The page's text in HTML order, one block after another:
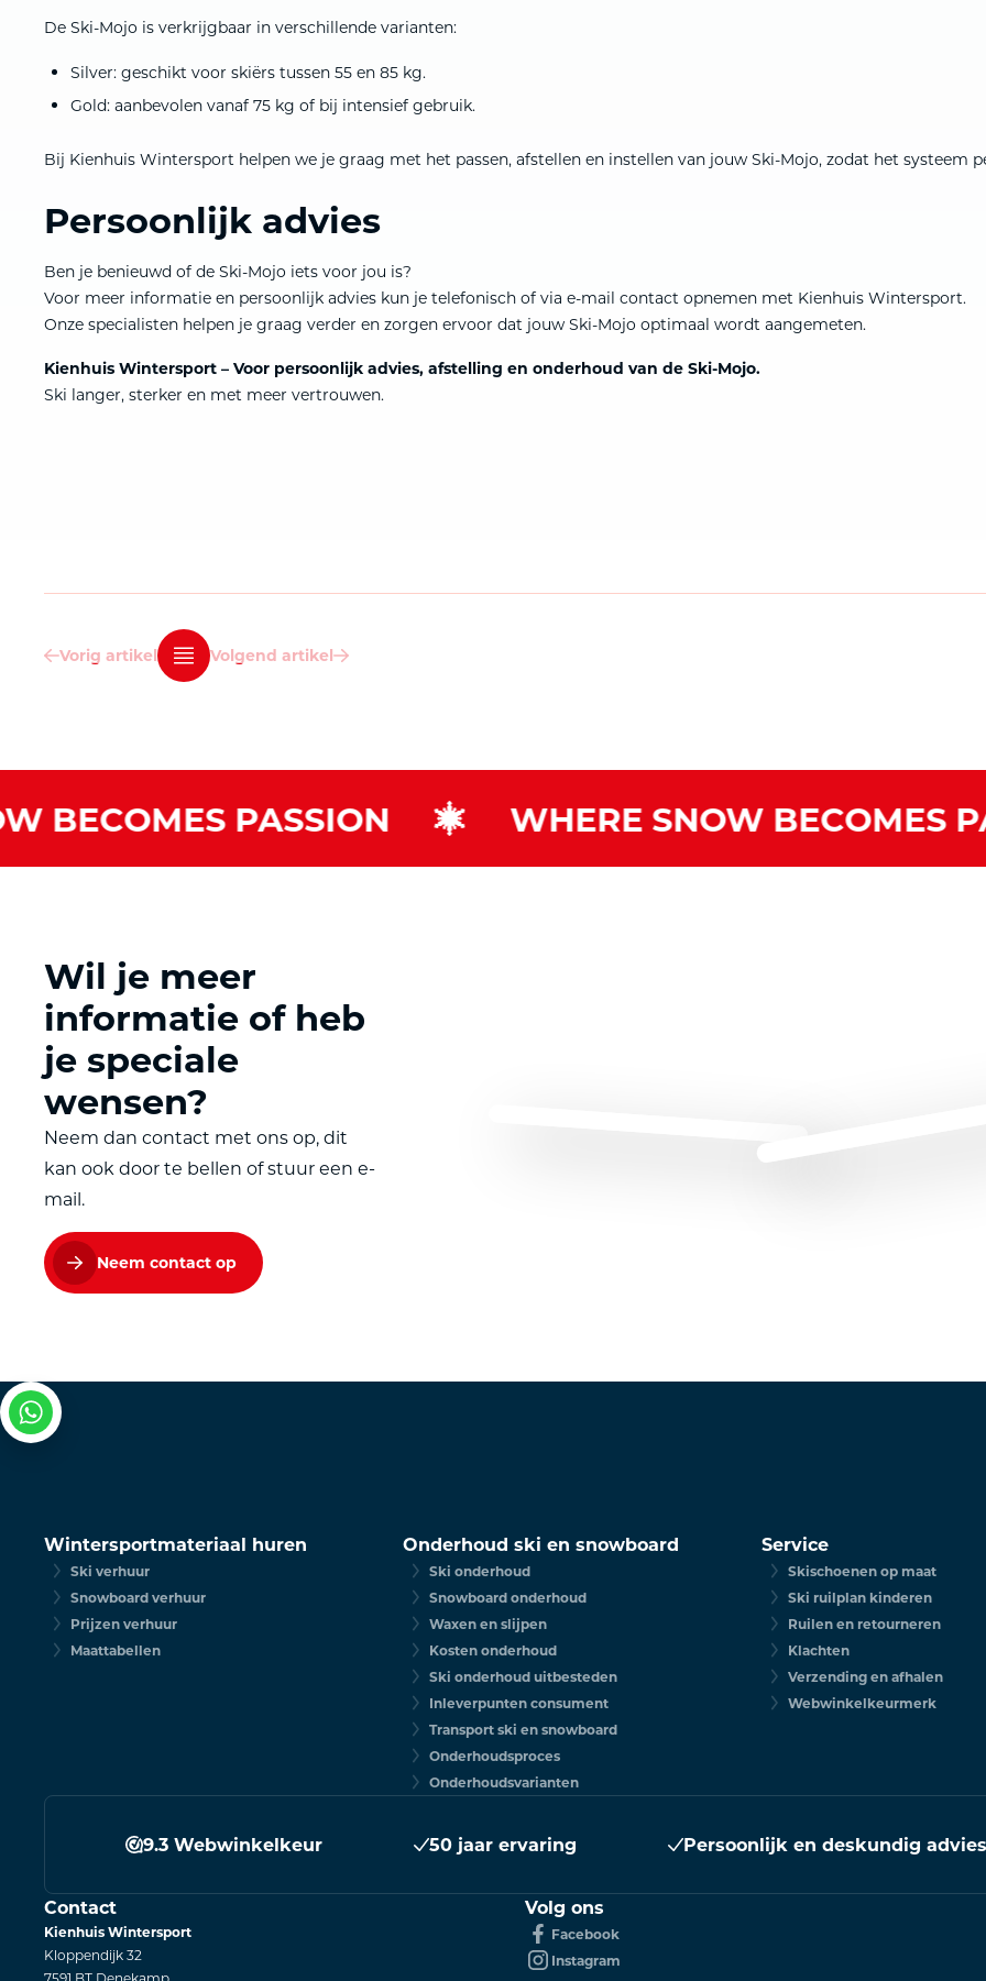
De Ski-Mojo is verkrijgbaar in verschillende varianten:
Silver: geschikt voor skiërs tussen 55 en 85 kg.
Gold: aanbevolen vanaf 75 kg of bij intensief gebruik.
Bij Kienhuis Wintersport helpen we je graag met het passen, afstellen en instellen van jouw Ski-Mojo, zodat het systeem
Persoonlijk advies
Ben je benieuwd of de Ski-Mojo iets voor jou is?
Voor meer informatie en persoonlijk advies kun je telefonisch of via e-mail contact opnemen met Kienhuis Wintersport.
Onze specialisten helpen je graag verder en zorgen ervoor dat jouw Ski-Mojo optimaal wordt aangemeten.
Kienhuis Wintersport – Voor persoonlijk advies, afstelling en onderhoud van de Ski-Mojo.
Ski langer, sterker en met meer vertrouwen.
Vorig artikel
Vorig artikel Volgend artikel
Volgend artikel
PASSION WHERE SNOW BECOMES
Wil je meer
informatie of heb
je speciale
wensen?
Neem dan contact met ons op, dit
kan ook door te bellen of stuur een e-
mail.
Neem contact op
Wintersportmateriaal huren
Ski verhuur
Snowboard verhuur
Prijzen verhuur
Maattabellen
Onderhoud ski en snowboard
Ski onderhoud
Snowboard onderhoud
Waxen en slijpen
Kosten onderhoud
Ski onderhoud uitbesteden
Inleverpunten consument
Transport ski en snowboard
Onderhoudsproces
Onderhoudsvarianten
Service
Skischoenen op maat
Ski ruilplan kinderen
Ruilen en retourneren
Klachten
Verzending en afhalen
Webwinkelkeurmerk
9.3 Webwinkelkeur 50 jaar ervaring Persoonlijk en deskundig advies
Contact
Kienhuis Wintersport
Kloppendijk 32
Volg ons
Facebook
Instagram